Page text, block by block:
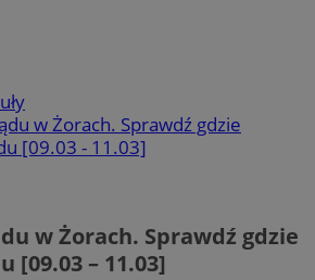
w Żorach. Sprawdź gdzie
[09.03 - 11.03]
w Żorach. Sprawdź gdzie
[09.03 – 11.03]